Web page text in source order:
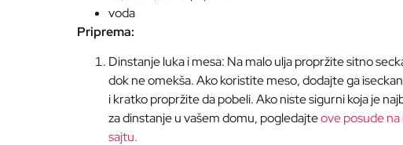
voda
Priprema:
Dinstanje luka i mesa: Na malo ulja propržite sitno
dok ne omekša. Ako koristite meso, dodajte ga
i kratko propržite da pobeli. Ako niste sigurni koja je
za dinstanje u vašem domu, pogledajteove posude na
sajtu.